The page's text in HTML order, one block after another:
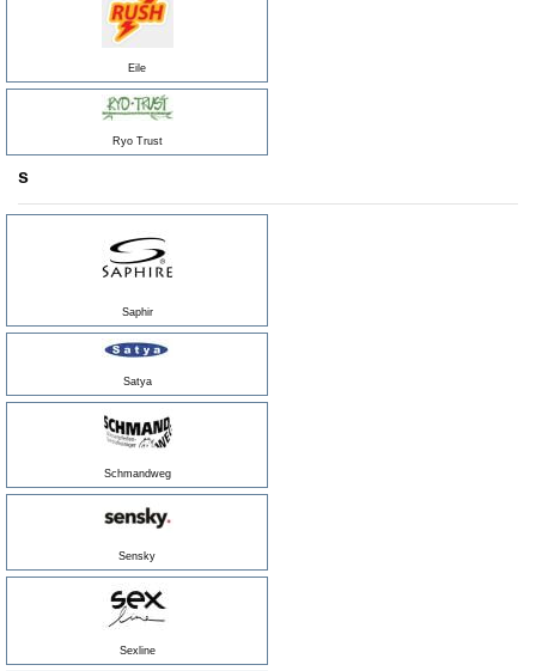
Eile
Ryo Trust
s
Saphir
Satya
Schmandweg
Sensky
Sexline